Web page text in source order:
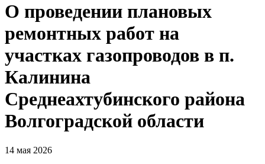
О проведении плановых
ремонтных работ на
участках газопроводов в п.
Калинина
Среднеахтубинского района
Волгоградской области
14 мая 2026